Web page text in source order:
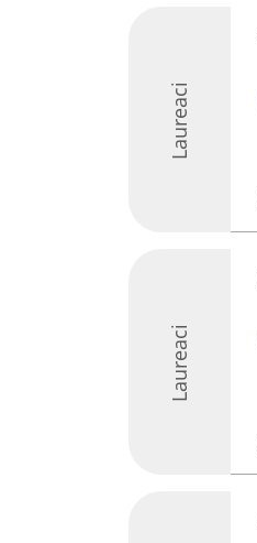
Laureaci
Laureaci